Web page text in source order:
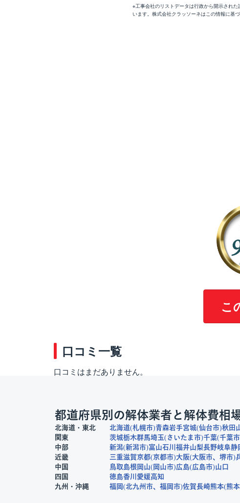
※工事会社のリストデータは行政から開示され
います。株式会社クラッソーネはこの情報に基
こ
口コミ一覧
口コミはまだありません。
都道府県別の解体業者と解体費相
北海道・東北 北海道 札幌市 青森岩手宮城 仙台市 秋田
関東
茨城栃木群馬埼玉 さいたま市 千葉 千葉市
中部
新潟 新潟市 富山石川 福井山梨長野岐阜静
近畿
三重滋賀京都 京都市 大阪 大阪市 堺市
中国
鳥取 島根 岡山 岡山市 広島 広島市 山口
四国
徳島香川 愛媛高知
九州・沖縄
福岡 北九州市 福岡市 佐賀長崎熊本 熊